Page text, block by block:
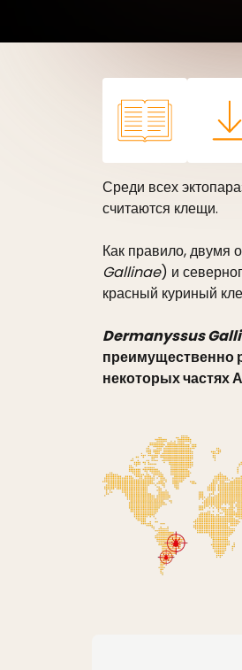
Среди всех
считаются клещи.
Как правило, двумя
Gallinae) и
красный куриный
Dermanyssus
преимущественно
некоторых частях